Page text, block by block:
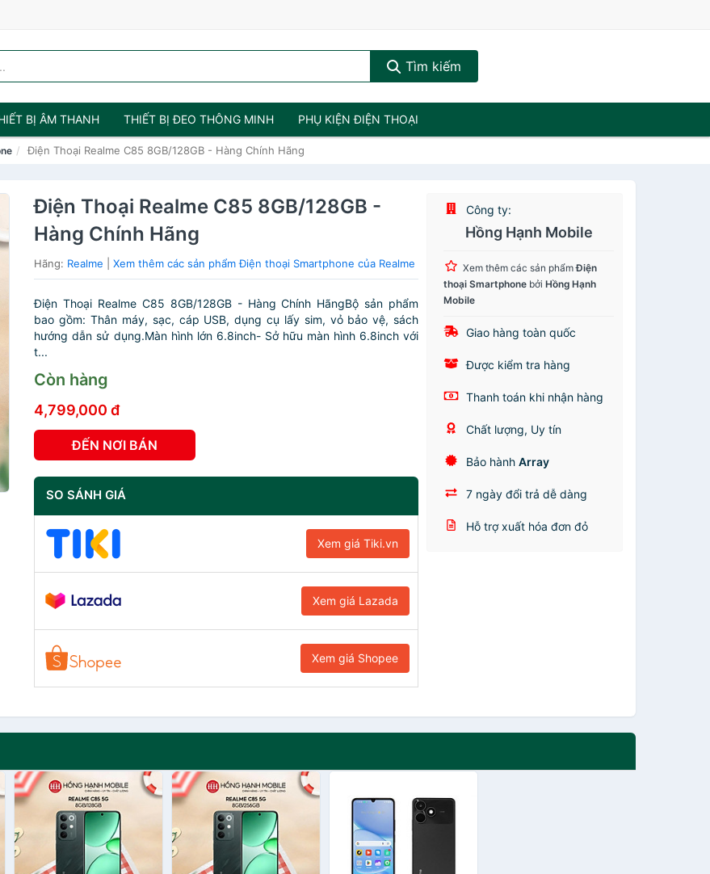
Tìm kiếm
BỊ ÂM THANH THIẾT BỊ ĐEO THÔNG MINH PHỤ KIỆN ĐIỆN THOẠI
Điện Thoại Realme C85 8GB/128GB - Hàng Chính Hãng
Điện Thoại Realme C85 8GB/128GB -
Hàng Chính Hãng
Hãng: Realme |Xem thêm các sản phẩm Điện thoại Smartphone của Realme
Điện Thoại Realme C85 8GB/128GB - Hàng Chính HãngBộ sản phẩm
bao gồm: Thân máy, sạc, cáp USB, dụng cụ lấy sim, vỏ bảo vệ, sách
hướng dẫn sử dụng.Màn hình lớn 6.8inch- Sở hữu màn hình 6.8inch với
t...
Còn hàng
4,799,000 đ
ĐẾN NƠI BÁN
SO SÁNH GIÁ
Xem giá Tiki.vn
Xem giá Lazada
Xem giá Shopee
Công ty:
Hồng Hạnh Mobile
Xem thêm các sản phẩmĐiện
thoại Smartphone bởiHồng Hạnh
Mobile
Giao hàng toàn quốc
Được kiểm tra hàng
Thanh toán khi nhận hàng
Chất lượng, Uy tín
Bảo hànhArray
7 ngày đổi trả dễ dàng
Hỗ trợ xuất hóa đơn đỏ